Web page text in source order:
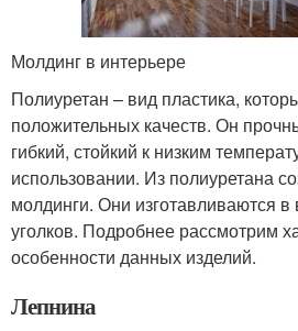
Молдинг в интерьере
Полиуретан – вид пластика,
положительных качеств. Он
гибкий, стойкий к низким
использовании. Из полиуретана
молдинги. Они изготавливаются
уголков. Подробнее рассмотрим
особенности данных изделий.
Лепнина